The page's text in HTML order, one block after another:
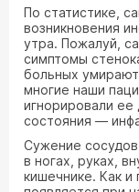
По статистике,
возникновения
утра. Пожалуй,
симптомы
больных
многие наши
игнорировали ее
состояния —
Сужение
в ногах, руках,
кишечнике. Как и